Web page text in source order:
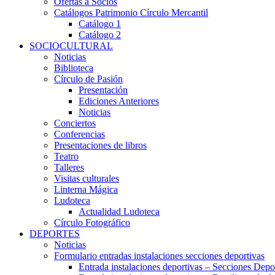
Catálogos Patrimonio Círculo Mercantil
Catálogo 1
Catálogo 2
SOCIOCULTURAL
Noticias
Biblioteca
Círculo de Pasión
Presentación
Ediciones Anteriores
Noticias
Conciertos
Conferencias
Presentaciones de libros
Teatro
Talleres
Visitas culturales
Linterna Mágica
Ludoteca
Actualidad Ludoteca
Círculo Fotográfico
DEPORTES
Noticias
Formulario entradas instalaciones secciones deportivas
Entrada instalaciones deportivas – Secciones